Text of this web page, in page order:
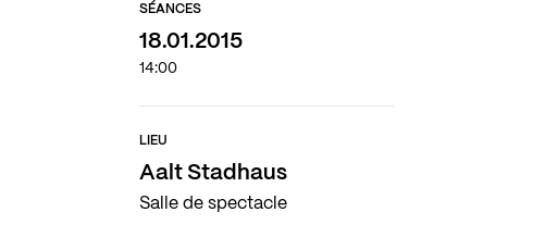
SÉANCES
18.01.2015
14:00
LIEU
Aalt Stadhaus
Salle de spectacle